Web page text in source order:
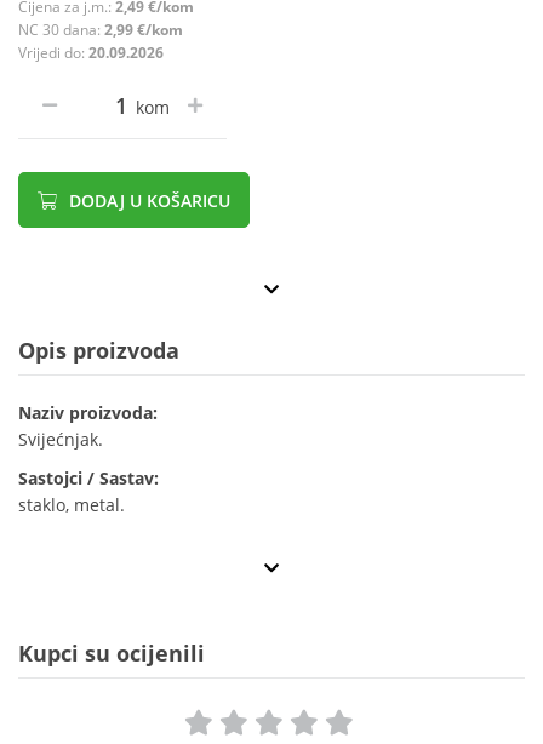
Cijena za j.m.: 2,49 €/kom
NC 30 dana: 2,99 €/kom
Vrijedi do: 20.09.2026
kom
DODAJ U KOŠARICU
Opis proizvoda
Naziv proizvoda:
Svijećnjak.
Sastojci / Sastav:
staklo, metal.
Kupci su ocijenili